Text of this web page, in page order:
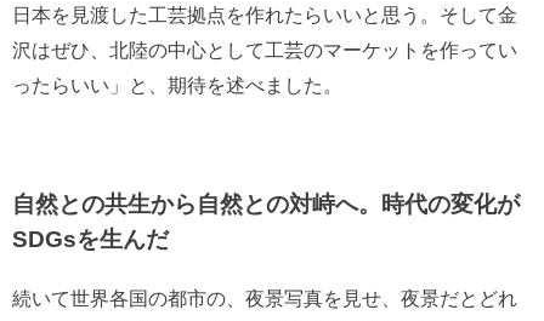
日本を見渡した工芸拠点を作れたらいいと思う。そして金
沢はぜひ、北陸の中心として工芸のマーケットを作ってい
ったらいい」と、期待を述べました。
自然との共生から自然との対峙へ。時代の変化が
SDGsを生んだ
続いて世界各国の都市の、夜景写真を見せ、夜景だとどれ